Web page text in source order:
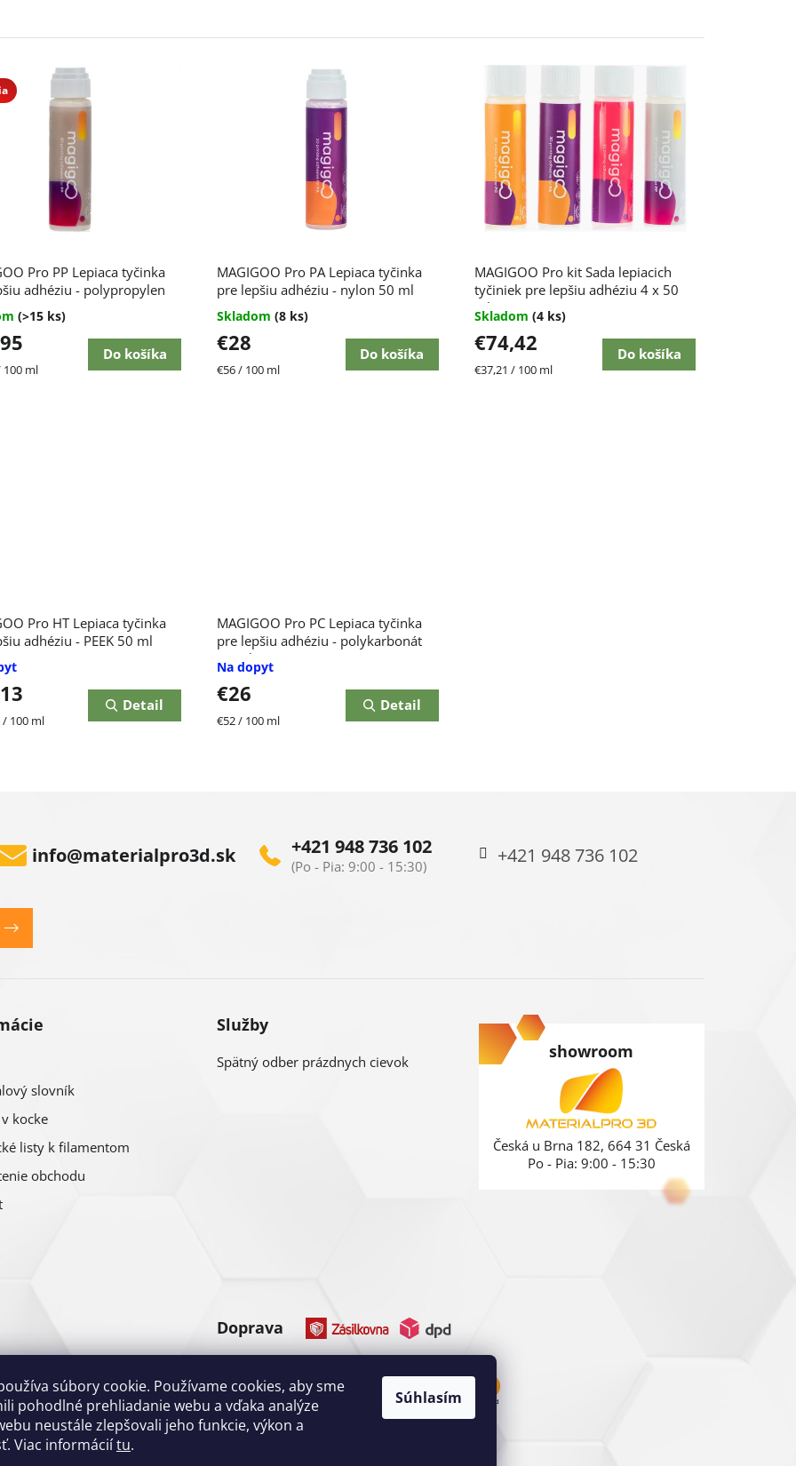
súbory cookie. Používame cookies, aby sme
pohodlné prehliadanie webu a vďaka analýze
neustále zlepšovali jeho funkcie, výkon a
Viac informáciítu.
Súhlasím
Pro PP Lepiaca tyčinka
adhéziu - polypropylen
(>15 ks)
100 ml
Do košíka
MAGIGOO Pro PA Lepiaca tyčinka
pre lepšiu adhéziu - nylon 50 ml
Skladom (8 ks)
€28
Jednotková
€56 / 100 ml
Do košíka
MAGIGOO Pro kit Sada lepiacich
tyčiniek pre lepšiu adhéziu 4 x 50
ml
Skladom (4 ks)
€74,42
Jednotková
€37,21 / 100 ml
Do košíka
Pro HT Lepiaca tyčinka
adhéziu - PEEK 50 ml
/ 100 ml
Detail
MAGIGOO Pro PC Lepiaca tyčinka
pre lepšiu adhéziu - polykarbonát
50 ml
Na dopyt
€26
Jednotková
€52 / 100 ml
Detail
l
s
u
info@materialpro3d.sk +421 948 736 102 +421 948 736 102
slovník
kocke
listy k filamentom
obchodu
Služby
Spätný odber prázdnych cievok showroom
Česká u Brna 182, 664 31 Česká
Po - Pia: 9:00 - 15:30
Doprava
Platba